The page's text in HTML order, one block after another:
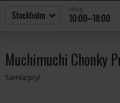
10:00–18:00
Muchimuchi Chonky
Samlarpryl